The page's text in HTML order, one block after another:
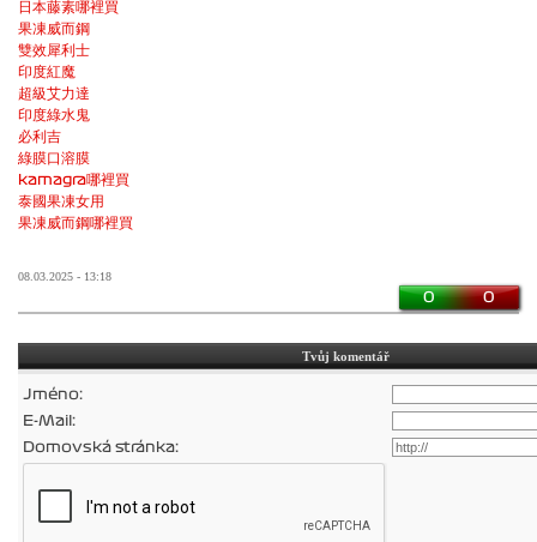
日本藤素哪裡買
果凍威而鋼
雙效犀利士
印度紅魔
超級艾力達
印度綠水鬼
必利吉
綠膜口溶膜
kamagra哪裡買
泰國果凍女用
果凍威而鋼哪裡買
08.03.2025 - 13:18
0 0
Tvůj komentář
Jméno:
E-Mail:
Domovská stránka: